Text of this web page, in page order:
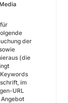
der
(die
im
URL